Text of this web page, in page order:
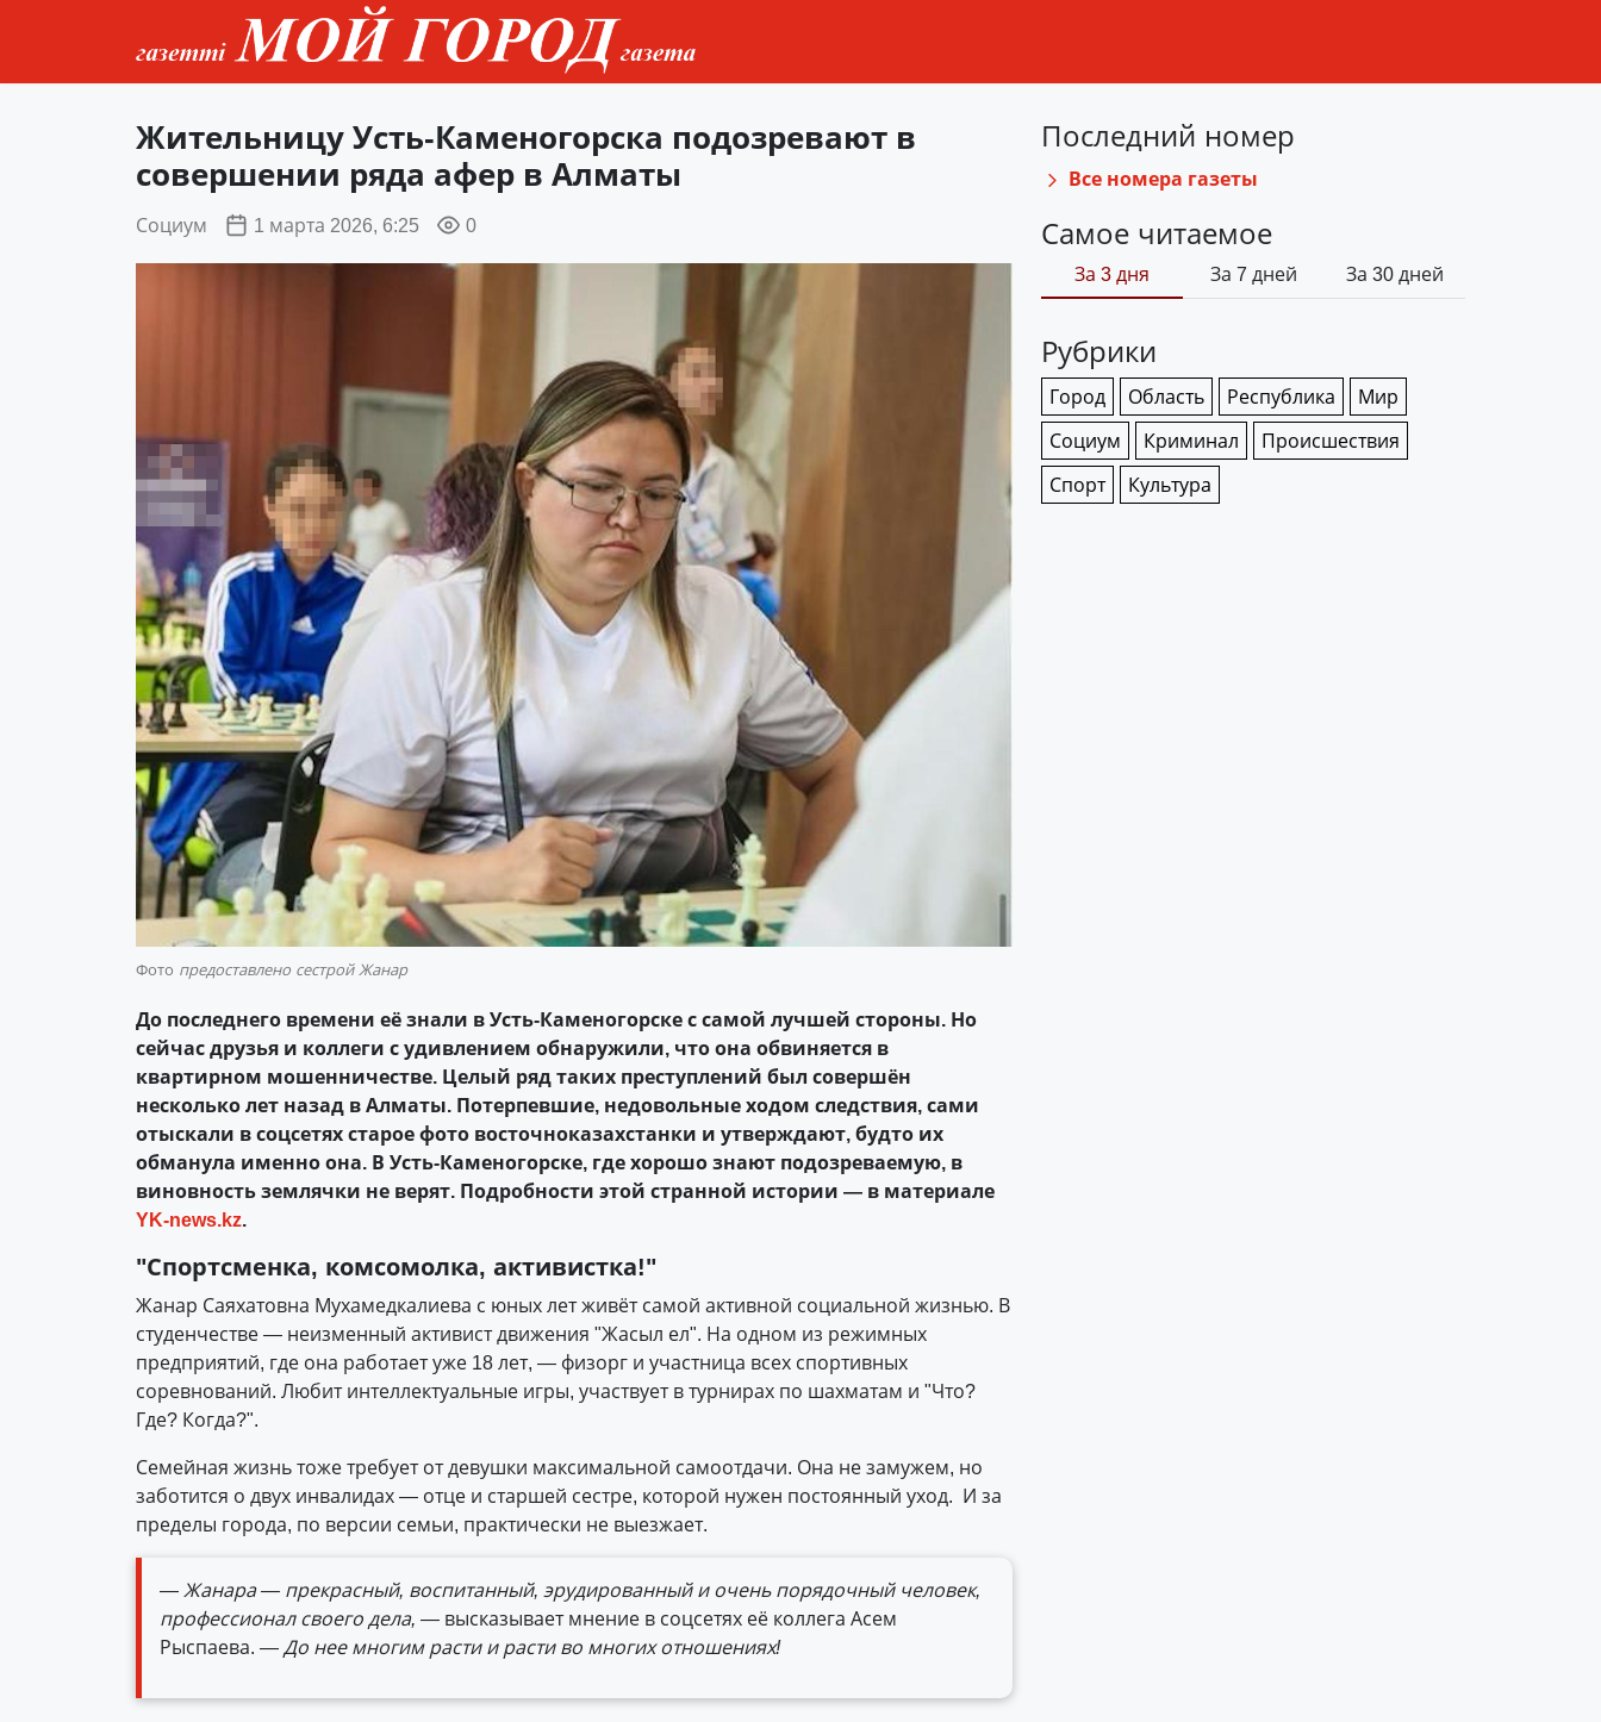
Жительницу Усть-Каменогорска подозревают в
совершении ряда афер в Алматы
Социум 1 марта 2026, 6:25 0
Фото предоставлено сестрой Жанар
До последнего времени её знали в Усть-Каменогорске с самой лучшей стороны. Но
сейчас друзья и коллеги с удивлением обнаружили, что она обвиняется в
квартирном мошенничестве. Целый ряд таких преступлений был совершён
несколько лет назад в Алматы. Потерпевшие, недовольные ходом следствия, сами
отыскали в соц­сетях старое фото восточноказахстанки и утверждают, будто их
обманула именно она. В Усть-Каменогорске, где хорошо знают подозреваемую, в
виновность землячки не верят. Подробности этой странной истории — в материале
YK-news.kz.
"Спортсменка, комсомолка, активистка!"
Жанар Саяхатовна Мухамедкалиева с юных лет живёт самой активной социальной жизнью. В
студенчестве — неизменный активист движения "Жасыл ел". На одном из режимных
предприятий, где она работает уже 18 лет, — физорг и участница всех спортивных
соревнований. Любит интеллектуальные игры, участвует в турнирах по шахматам и "Что?
Где? Когда?".
Семейная жизнь тоже требует от девушки максимальной самоотдачи. Она не замужем, но
заботится о двух инвалидах — отце и старшей сестре, которой нужен постоянный уход. И за
пределы города, по версии семьи, практически не выезжает.
— Жанара — прекрасный, воспитанный, эрудированный и очень порядочный человек,
профессионал своего дела, — высказывает мнение в соцсетях её коллега Асем
Рыспаева. — До нее многим расти и расти во многих отношениях!
Последний номер
Все номера газеты
Самое читаемое
За 3 дня За 7 дней За 30 дней
Рубрики
Город Область Республика
Мир
Социум
Криминал
Происшествия
Спорт
Культура